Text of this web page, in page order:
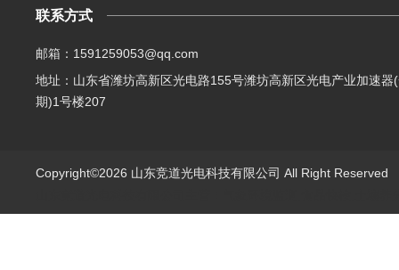
联系方式
邮箱：1591259053@qq.com
地址：山东省潍坊高新区光电路155号潍坊高新区光电产业加速器
期)1号楼207
Copyright©2026 山东竞道光电科技有限公司 All Right